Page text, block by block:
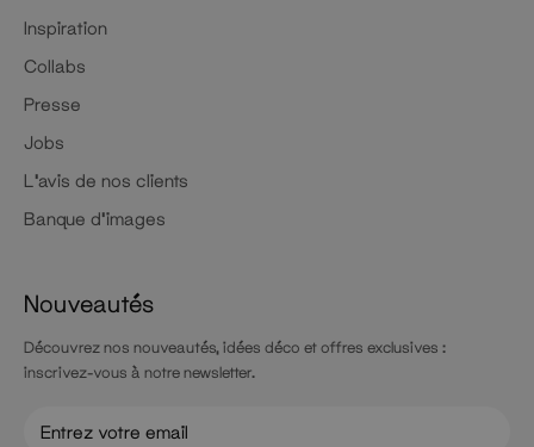
Inspiration
Collabs
Presse
Jobs
L'avis de nos clients
Banque d'images
Nouveautés
Découvrez nos nouveautés, idées déco et offres exclusives :
inscrivez-vous à notre newsletter.